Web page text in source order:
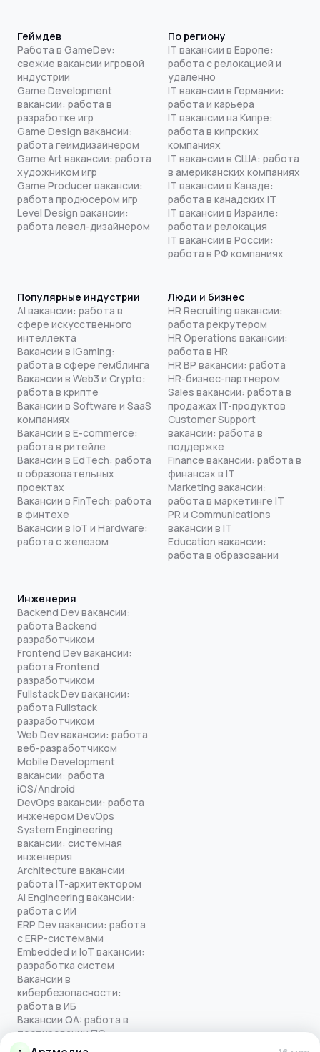
Геймдев
Работа в GameDev:
свежие вакансии игровой
индустрии
Game Development
вакансии: работа в
разработке игр
Game Design вакансии:
работа геймдизайнером
Game Art вакансии: работа
художником игр
Game Producer вакансии:
работа продюсером игр
Level Design вакансии:
работа левел-дизайнером
По региону
IT вакансии в Европе:
работа с релокацией и
удаленно
IT вакансии в Германии:
работа и карьера
IT вакансии на Кипре:
работа в кипрских
компаниях
IT вакансии в США: работа
в американских компаниях
IT вакансии в Канаде:
работа в канадских IT
IT вакансии в Израиле:
работа и релокация
IT вакансии в России:
работа в РФ компаниях
Популярные индустрии
AI вакансии: работа в
сфере искусственного
интеллекта
Вакансии в iGaming:
работа в сфере гемблинга
Вакансии в Web3 и Crypto:
работа в крипте
Вакансии в Software и SaaS
компаниях
Вакансии в E-commerce:
работа в ритейле
Вакансии в EdTech: работа
в образовательных
проектах
Вакансии в FinTech: работа
в финтехе
Вакансии в IoT и Hardware:
работа с железом
Люди и бизнес
HR Recruiting вакансии:
работа рекрутером
HR Operations вакансии:
работа в HR
HR BP вакансии: работа
HR-бизнес-партнером
Sales вакансии: работа в
продажах IT-продуктов
Customer Support
вакансии: работа в
поддержке
Finance вакансии: работа в
финансах в IT
Marketing вакансии:
работа в маркетинге IT
PR и Communications
вакансии в IT
Education вакансии:
работа в образовании
Инженерия
Backend Dev вакансии:
работа Backend
разработчиком
Frontend Dev вакансии:
работа Frontend
разработчиком
Fullstack Dev вакансии:
работа Fullstack
разработчиком
Web Dev вакансии: работа
веб-разработчиком
Mobile Development
вакансии: работа
iOS/Android
DevOps вакансии: работа
инженером DevOps
System Engineering
вакансии: системная
инженерия
Architecture вакансии:
работа IT-архитектором
AI Engineering вакансии:
работа с ИИ
ERP Dev вакансии: работа
с ERP-системами
Embedded и IoT вакансии:
разработка систем
Вакансии в
кибербезопасности:
работа в ИБ
Вакансии QA: работа в
тестировании ПО